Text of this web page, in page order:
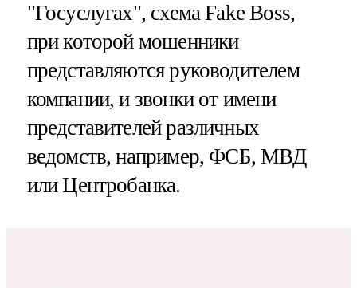
"Госуслугах", схема Fake Boss,
при которой мошенники
представляются руководителем
компании, и звонки от имени
представителей различных
ведомств, например, ФСБ, МВД
или Центробанка.